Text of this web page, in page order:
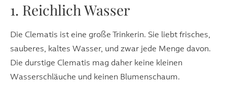
1. Reichlich Wasser
Die Clematis ist eine große Trinkerin. Sie liebt frisches,
sauberes, kaltes Wasser, und zwar jede Menge davon.
Die durstige Clematis mag daher keine kleinen
Wasserschläuche und keinen Blumenschaum.